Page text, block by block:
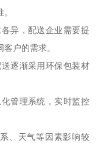
异，配送企业需要提
户的需求。
逐渐采用环保包装材
管理系统，实时监控
、天气等因素影响较